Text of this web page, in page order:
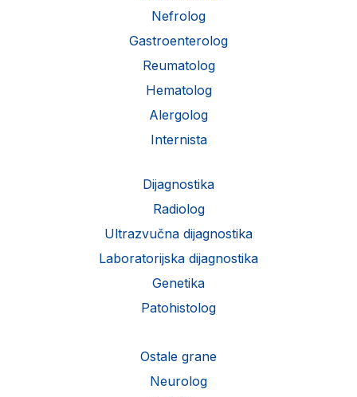
Nefrolog
Gastroenterolog
Reumatolog
Hematolog
Alergolog
Internista
Dijagnostika
Radiolog
Ultrazvučna dijagnostika
Laboratorijska dijagnostika
Genetika
Patohistolog
Ostale grane
Neurolog